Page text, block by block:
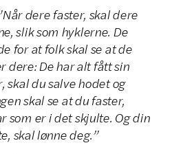
dere faster, skal dere
slik som hyklerne. De
for at folk skal se at de
dere: De har alt fått sin
skal du salve hodet og
skal se at du faster,
som er i det skjulte. Og din
skal lønne deg.”